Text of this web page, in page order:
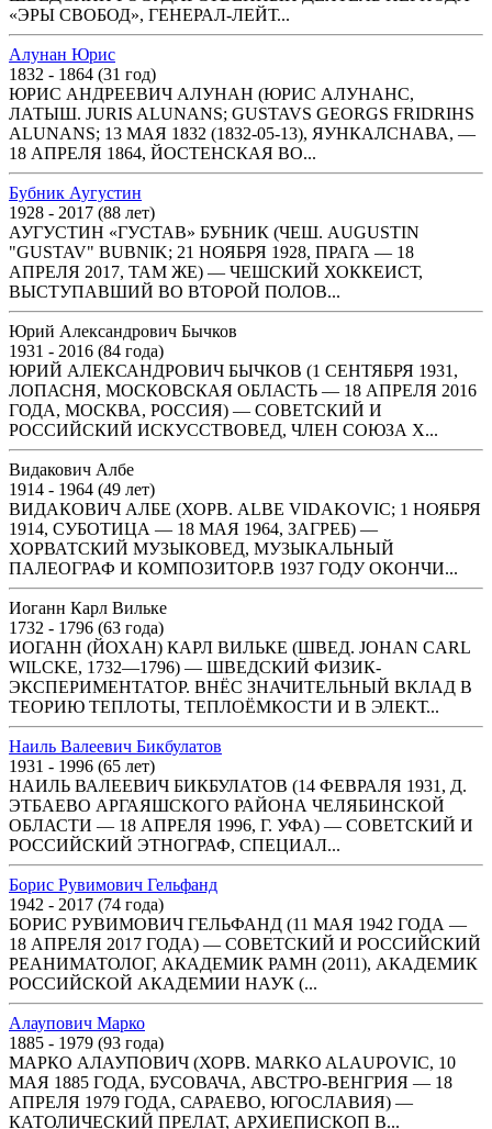
«ЭРЫ СВОБОД», ГЕНЕРАЛ-ЛЕЙТ...
Алунан Юрис
1832 - 1864 (31 год)
ЮРИС АНДРЕЕВИЧ АЛУНАН (ЮРИС АЛУНАНС,
ЛАТЫШ. JURIS ALUNANS; GUSTAVS GEORGS FRIDRIHS
ALUNANS; 13 МАЯ 1832 (1832-05-13), ЯУНКАЛСНАВА, —
18 АПРЕЛЯ 1864, ЙОСТЕНСКАЯ ВО...
Бубник Аугустин
1928 - 2017 (88 лет)
АУГУСТИН «ГУСТАВ» БУБНИК (ЧЕШ. AUGUSTIN
"GUSTAV" BUBNIK; 21 НОЯБРЯ 1928, ПРАГА — 18
АПРЕЛЯ 2017, ТАМ ЖЕ) — ЧЕШСКИЙ ХОККЕИСТ,
ВЫСТУПАВШИЙ ВО ВТОРОЙ ПОЛОВ...
Юрий Александрович Бычков
1931 - 2016 (84 года)
ЮРИЙ АЛЕКСАНДРОВИЧ БЫЧКОВ (1 СЕНТЯБРЯ 1931,
ЛОПАСНЯ, МОСКОВСКАЯ ОБЛАСТЬ — 18 АПРЕЛЯ 2016
ГОДА, МОСКВА, РОССИЯ) — СОВЕТСКИЙ И
РОССИЙСКИЙ ИСКУССТВОВЕД, ЧЛЕН СОЮЗА Х...
Видакович Албе
1914 - 1964 (49 лет)
ВИДАКОВИЧ АЛБЕ (ХОРВ. ALBE VIDAKOVIC; 1 НОЯБРЯ
1914, СУБОТИЦА — 18 МАЯ 1964, ЗАГРЕБ) —
ХОРВАТСКИЙ МУЗЫКОВЕД, МУЗЫКАЛЬНЫЙ
ПАЛЕОГРАФ И КОМПОЗИТОР.В 1937 ГОДУ ОКОНЧИ...
Иоганн Карл Вильке
1732 - 1796 (63 года)
ИОГАНН (ЙОХАН) КАРЛ ВИЛЬКЕ (ШВЕД. JOHAN CARL
WILCKE, 1732—1796) — ШВЕДСКИЙ ФИЗИК-
ЭКСПЕРИМЕНТАТОР. ВНЁС ЗНАЧИТЕЛЬНЫЙ ВКЛАД В
ТЕОРИЮ ТЕПЛОТЫ, ТЕПЛОЁМКОСТИ И В ЭЛЕКТ...
Наиль Валеевич Бикбулатов
1931 - 1996 (65 лет)
НАИЛЬ ВАЛЕЕВИЧ БИКБУЛАТОВ (14 ФЕВРАЛЯ 1931, Д.
ЭТБАЕВО АРГАЯШСКОГО РАЙОНА ЧЕЛЯБИНСКОЙ
ОБЛАСТИ — 18 АПРЕЛЯ 1996, Г. УФА) — СОВЕТСКИЙ И
РОССИЙСКИЙ ЭТНОГРАФ, СПЕЦИАЛ...
Борис Рувимович Гельфанд
1942 - 2017 (74 года)
БОРИС РУВИМОВИЧ ГЕЛЬФАНД (11 МАЯ 1942 ГОДА —
18 АПРЕЛЯ 2017 ГОДА) — СОВЕТСКИЙ И РОССИЙСКИЙ
РЕАНИМАТОЛОГ, АКАДЕМИК РАМН (2011), АКАДЕМИК
РОССИЙСКОЙ АКАДЕМИИ НАУК (...
Алаупович Марко
1885 - 1979 (93 года)
МАРКО АЛАУПОВИЧ (ХОРВ. MARKO ALAUPOVIC, 10
МАЯ 1885 ГОДА, БУСОВАЧА, АВСТРО-ВЕНГРИЯ — 18
АПРЕЛЯ 1979 ГОДА, САРАЕВО, ЮГОСЛАВИЯ) —
КАТОЛИЧЕСКИЙ ПРЕЛАТ, АРХИЕПИСКОП В...